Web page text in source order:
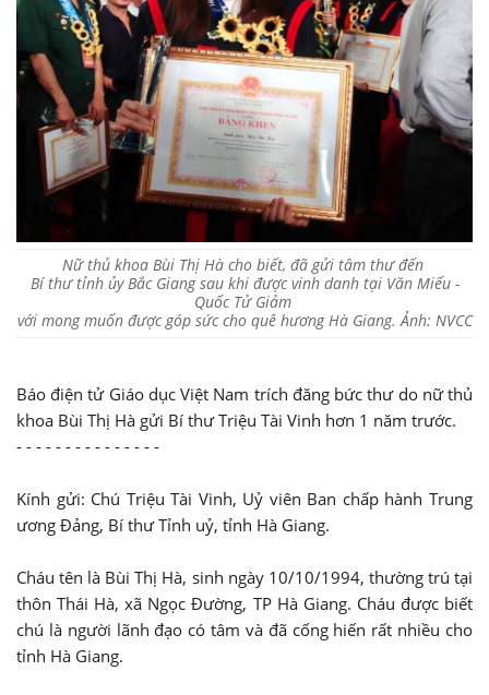
Nữ thủ khoa Bùi Thị Hà cho biết, đã gửi tâm thư đến
Bí thư tỉnh ủy Bắc Giang sau khi được vinh danh tại Văn Miếu -
Quốc Tử Giảm
với mong muốn được góp sức cho quê hương Hà Giang. Ảnh: NVCC
Báo điện tử Giáo dục Việt Nam trích đăng bức thư do nữ thủ
khoa Bùi Thị Hà gửi Bí thư Triệu Tài Vinh hơn 1 năm trước.
- - - - - - - - - - - - - - -
Kính gửi: Chú Triệu Tài Vinh, Uỷ viên Ban chấp hành Trung
ương Đảng, Bí thư Tỉnh uỷ, tỉnh Hà Giang.
Cháu tên là Bùi Thị Hà, sinh ngày 10/10/1994, thường trú tại
thôn Thái Hà, xã Ngọc Đường, TP Hà Giang. Cháu được biết
chú là người lãnh đạo có tâm và đã cống hiến rất nhiều cho
tỉnh Hà Giang.